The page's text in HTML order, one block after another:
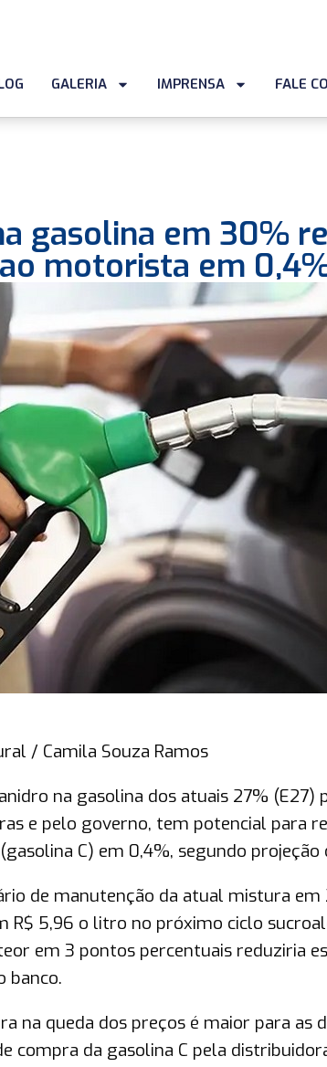
GALERIA IMPRENSA FALE
gasolina em 30%
motorista em
/ Camila Souza Ramos
na gasolina dos atuais 27% (E27)
e pelo governo, tem potencial para
C) em 0,4%, segundo projeção
de manutenção da atual mistura em
R$ 5,96 o litro no próximo ciclo
em 3 pontos percentuais reduziria
banco.
na queda dos preços é maior para as
compra da gasolina C pela